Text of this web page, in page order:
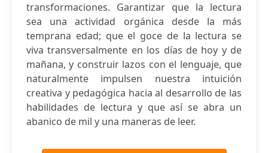
transformaciones. Garantizar que la lectura
sea una actividad orgánica desde la más
temprana edad; que el goce de la lectura se
viva transversalmente en los días de hoy y de
mañana, y construir lazos con el lenguaje, que
naturalmente impulsen nuestra intuición
creativa y pedagógica hacia al desarrollo de las
habilidades de lectura y que así se abra un
abanico de mil y una maneras de leer.